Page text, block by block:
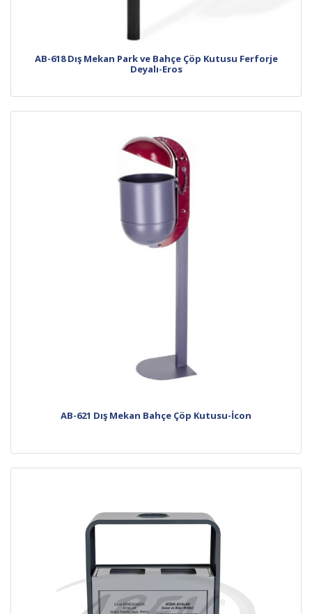
AB-618 Dış Mekan Park ve Bahçe Çöp Kutusu Ferforje
Deyalı-Eros
AB-621 Dış Mekan Bahçe Çöp Kutusu-İcon